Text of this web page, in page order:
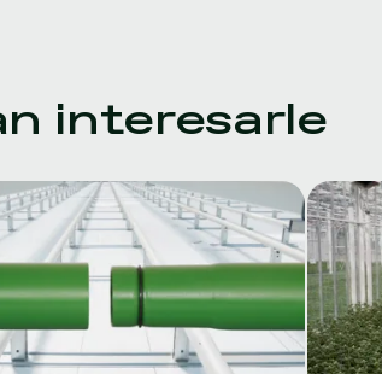
interesarle